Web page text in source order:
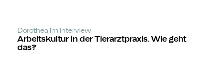
Dorothea im Interview
Arbeitskultur in der Tierarztpraxis. Wie geht
das?